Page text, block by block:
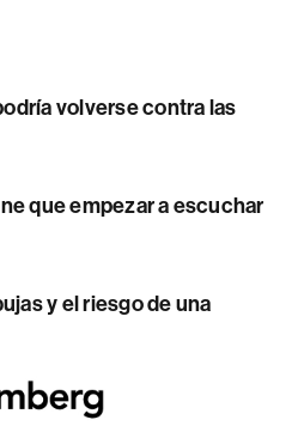
volverse contra las
que empezar a escuchar
y el riesgo de una